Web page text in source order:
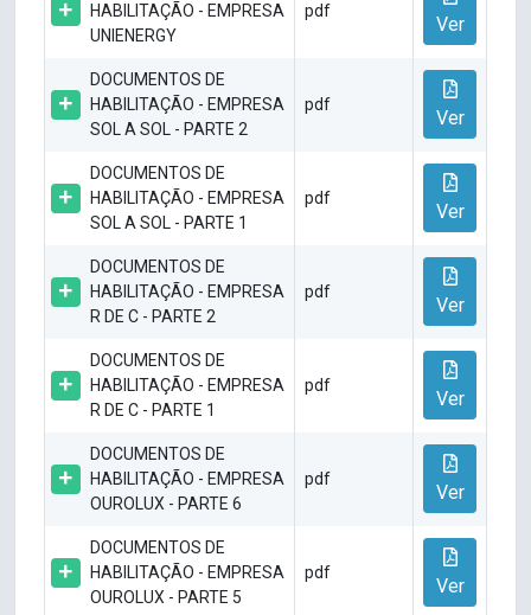
HABILITAÇÃO - EMPRESA
UNIENERGY
pdf
Ver
DOCUMENTOS DE
HABILITAÇÃO - EMPRESA
SOL A SOL - PARTE 2
pdf
Ver
DOCUMENTOS DE
HABILITAÇÃO - EMPRESA
SOL A SOL - PARTE 1
pdf
Ver
DOCUMENTOS DE
HABILITAÇÃO - EMPRESA
R DE C - PARTE 2
pdf
Ver
DOCUMENTOS DE
HABILITAÇÃO - EMPRESA
R DE C - PARTE 1
pdf
Ver
DOCUMENTOS DE
HABILITAÇÃO - EMPRESA
OUROLUX - PARTE 6
pdf
Ver
DOCUMENTOS DE
HABILITAÇÃO - EMPRESA
OUROLUX - PARTE 5
pdf
Ver